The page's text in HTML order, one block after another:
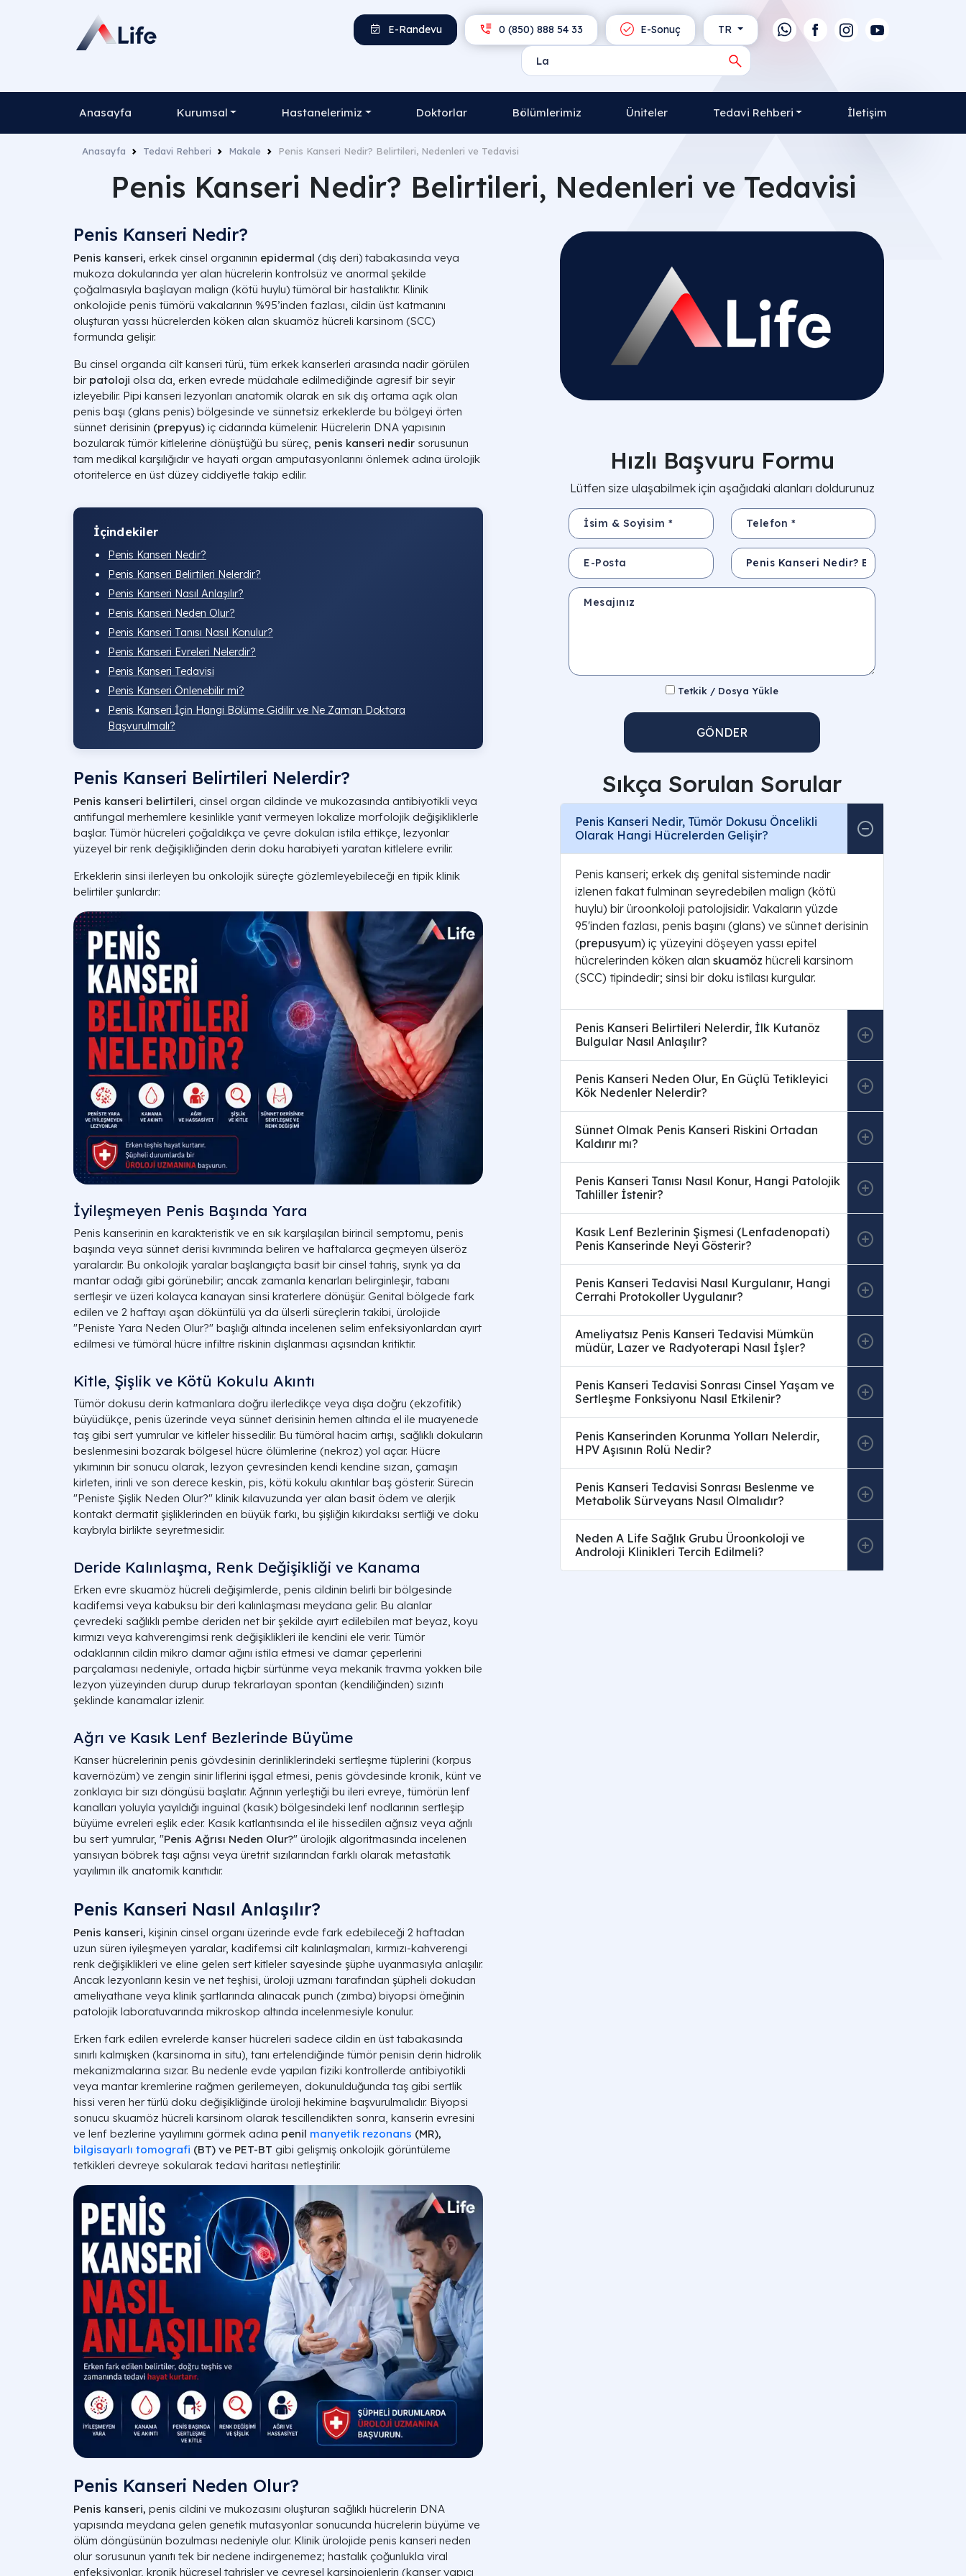
TR
E-Sonuç
0 (850) 888 54 33
E-Randevu
Anasayfa Kurumsal Hastanelerimiz Doktorlar Bölümlerimiz Üniteler Tedavi Rehberi İletişim
Anasayfa Tedavi Rehberi Makale Penis Kanseri Nedir? Belirtileri, Nedenleri ve Tedavisi
Penis Kanseri Nedir? Belirtileri, Nedenleri ve Tedavisi
Penis Kanseri Nedir?
Penis kanseri, erkek cinsel organının epidermal (dış deri) tabakasında veya
mukoza dokularında yer alan hücrelerin kontrolsüz ve anormal şekilde
çoğalmasıyla başlayan malign (kötü huylu) tümöral bir hastalıktır. Klinik
onkolojide penis tümörü vakalarının %95’inden fazlası, cildin üst katmanını
oluşturan yassı hücrelerden köken alan skuamöz hücreli karsinom (SCC)
formunda gelişir.
Bu cinsel organda cilt kanseri türü, tüm erkek kanserleri arasında nadir görülen
bir patoloji olsa da, erken evrede müdahale edilmediğinde agresif bir seyir
izleyebilir. Pipi kanseri lezyonları anatomik olarak en sık dış ortama açık olan
penis başı (glans penis) bölgesinde ve sünnetsiz erkeklerde bu bölgeyi örten
sünnet derisinin (prepyus) iç cidarında kümelenir. Hücrelerin DNA yapısının
bozularak tümör kitlelerine dönüştüğü bu süreç, penis kanseri nedir sorusunun
tam medikal karşılığıdır ve hayati organ amputasyonlarını önlemek adına ürolojik
otoritelerce en üst düzey ciddiyetle takip edilir.
İçindekiler
Penis Kanseri Nedir?
Penis Kanseri Belirtileri Nelerdir?
Penis Kanseri Nasıl Anlaşılır?
Penis Kanseri Neden Olur?
Penis Kanseri Tanısı Nasıl Konulur?
Penis Kanseri Evreleri Nelerdir?
Penis Kanseri Tedavisi
Penis Kanseri Önlenebilir mi?
Penis Kanseri İçin Hangi Bölüme Gidilir ve Ne Zaman Doktora
Başvurulmalı?
Penis Kanseri Belirtileri Nelerdir?
Penis kanseri belirtileri, cinsel organ cildinde ve mukozasında antibiyotikli veya
antifungal merhemlere kesinlikle yanıt vermeyen lokalize morfolojik değişikliklerle
başlar. Tümör hücreleri çoğaldıkça ve çevre dokuları istila ettikçe, lezyonlar
yüzeyel bir renk değişikliğinden derin doku harabiyeti yaratan kitlelere evrilir.
Erkeklerin sinsi ilerleyen bu onkolojik süreçte gözlemleyebileceği en tipik klinik
belirtiler şunlardır:
İyileşmeyen Penis Başında Yara
Penis kanserinin en karakteristik ve en sık karşılaşılan birincil semptomu, penis
başında veya sünnet derisi kıvrımında beliren ve haftalarca geçmeyen ülseröz
yaralardır. Bu onkolojik yaralar başlangıçta basit bir cinsel tahriş, sıyrık ya da
mantar odağı gibi görünebilir; ancak zamanla kenarları belirginleşir, tabanı
sertleşir ve üzeri kolayca kanayan sinsi kraterlere dönüşür. Genital bölgede fark
edilen ve 2 haftayı aşan döküntülü ya da ülserli süreçlerin takibi, ürolojide
"Peniste Yara Neden Olur?" başlığı altında incelenen selim enfeksiyonlardan ayırt
edilmesi ve tümöral hücre infiltre riskinin dışlanması açısından kritiktir.
Kitle, Şişlik ve Kötü Kokulu Akıntı
Tümör dokusu derin katmanlara doğru ilerledikçe veya dışa doğru (ekzofitik)
büyüdükçe, penis üzerinde veya sünnet derisinin hemen altında el ile muayenede
taş gibi sert yumrular ve kitleler hissedilir. Bu tümöral hacim artışı, sağlıklı dokuların
beslenmesini bozarak bölgesel hücre ölümlerine (nekroz) yol açar. Hücre
yıkımının bir sonucu olarak, lezyon çevresinden kendi kendine sızan, çamaşırı
kirleten, irinli ve son derece keskin, pis, kötü kokulu akıntılar baş gösterir. Sürecin
"Peniste Şişlik Neden Olur?" klinik kılavuzunda yer alan basit ödem ve alerjik
kontakt dermatit şişliklerinden en büyük farkı, bu şişliğin kıkırdaksı sertliği ve doku
kaybıyla birlikte seyretmesidir.
Deride Kalınlaşma, Renk Değişikliği ve Kanama
Erken evre skuamöz hücreli değişimlerde, penis cildinin belirli bir bölgesinde
kadifemsi veya kabuksu bir deri kalınlaşması meydana gelir. Bu alanlar
çevredeki sağlıklı pembe deriden net bir şekilde ayırt edilebilen mat beyaz, koyu
kırmızı veya kahverengimsi renk değişiklikleri ile kendini ele verir. Tümör
odaklarının cildin mikro damar ağını istila etmesi ve damar çeperlerini
parçalaması nedeniyle, ortada hiçbir sürtünme veya mekanik travma yokken bile
lezyon yüzeyinden durup durup tekrarlayan spontan (kendiliğinden) sızıntı
şeklinde kanamalar izlenir.
Ağrı ve Kasık Lenf Bezlerinde Büyüme
Kanser hücrelerinin penis gövdesinin derinliklerindeki sertleşme tüplerini (korpus
kavernözüm) ve zengin sinir liflerini işgal etmesi, penis gövdesinde kronik, künt ve
zonklayıcı bir sızı döngüsü başlatır. Ağrının yerleştiği bu ileri evreye, tümörün lenf
kanalları yoluyla yayıldığı inguinal (kasık) bölgesindeki lenf nodlarının sertleşip
büyüme evreleri eşlik eder. Kasık katlantısında el ile hissedilen ağrısız veya ağrılı
bu sert yumrular, "Penis Ağrısı Neden Olur?" ürolojik algoritmasında incelenen
yansıyan böbrek taşı ağrısı veya üretrit sızılarından farklı olarak metastatik
yayılımın ilk anatomik kanıtıdır.
Penis Kanseri Nasıl Anlaşılır?
Penis kanseri, kişinin cinsel organı üzerinde evde fark edebileceği 2 haftadan
uzun süren iyileşmeyen yaralar, kadifemsi cilt kalınlaşmaları, kırmızı-kahverengi
renk değişiklikleri ve eline gelen sert kitleler sayesinde şüphe uyanmasıyla anlaşılır.
Ancak lezyonların kesin ve net teşhisi, üroloji uzmanı tarafından şüpheli dokudan
ameliyathane veya klinik şartlarında alınacak punch (zımba) biyopsi örneğinin
patolojik laboratuvarında mikroskop altında incelenmesiyle konulur.
Erken fark edilen evrelerde kanser hücreleri sadece cildin en üst tabakasında
sınırlı kalmışken (karsinoma in situ), tanı ertelendiğinde tümör penisin derin hidrolik
mekanizmalarına sızar. Bu nedenle evde yapılan fiziki kontrollerde antibiyotikli
veya mantar kremlerine rağmen gerilemeyen, dokunulduğunda taş gibi sertlik
hissi veren her türlü doku değişikliğinde üroloji hekimine başvurulmalıdır. Biyopsi
sonucu skuamöz hücreli karsinom olarak tescillendikten sonra, kanserin evresini
ve lenf bezlerine yayılımını görmek adına penil manyetik rezonans (MR),
bilgisayarlı tomografi (BT) ve PET-BT gibi gelişmiş onkolojik görüntüleme
tetkikleri devreye sokularak tedavi haritası netleştirilir.
Penis Kanseri Neden Olur?
Penis kanseri, penis cildini ve mukozasını oluşturan sağlıklı hücrelerin DNA
yapısında meydana gelen genetik mutasyonlar sonucunda hücrelerin büyüme ve
ölüm döngüsünün bozulması nedeniyle olur. Klinik ürolojide penis kanseri neden
olur sorusunun yanıtı tek bir nedene indirgenemez; hastalık çoğunlukla viral
enfeksiyonlar, kronik hücresel tahrişler ve çevresel karsinojenlerin (kanser yapıcı
Hızlı Başvuru Formu
Lütfen size ulaşabilmek için aşağıdaki alanları doldurunuz
İsim & Soyisim * Telefon *
E-Posta Konu
Mesajınız
Tetkik / Dosya Yükle
GÖNDER
Sıkça Sorulan Sorular
Penis Kanseri Nedir, Tümör Dokusu Öncelikli
Olarak Hangi Hücrelerden Gelişir?
Penis kanseri; erkek dış genital sisteminde nadir
izlenen fakat fulminan seyredebilen malign (kötü
huylu) bir üroonkoloji patolojisidir. Vakaların yüzde
95'inden fazlası, penis başını (glans) ve sünnet derisinin
(prepusyum) iç yüzeyini döşeyen yassı epitel
hücrelerinden köken alan skuamöz hücreli karsinom
(SCC) tipindedir; sinsi bir doku istilası kurgular.
Penis Kanseri Belirtileri Nelerdir, İlk Kutanöz
Bulgular Nasıl Anlaşılır?
Penis Kanseri Neden Olur, En Güçlü Tetikleyici
Kök Nedenler Nelerdir?
Sünnet Olmak Penis Kanseri Riskini Ortadan
Kaldırır mı?
Penis Kanseri Tanısı Nasıl Konur, Hangi Patolojik
Tahliller İstenir?
Kasık Lenf Bezlerinin Şişmesi (Lenfadenopati)
Penis Kanserinde Neyi Gösterir?
Penis Kanseri Tedavisi Nasıl Kurgulanır, Hangi
Cerrahi Protokoller Uygulanır?
Ameliyatsız Penis Kanseri Tedavisi Mümkün
müdür, Lazer ve Radyoterapi Nasıl İşler?
Penis Kanseri Tedavisi Sonrası Cinsel Yaşam ve
Sertleşme Fonksiyonu Nasıl Etkilenir?
Penis Kanserinden Korunma Yolları Nelerdir,
HPV Aşısının Rolü Nedir?
Penis Kanseri Tedavisi Sonrası Beslenme ve
Metabolik Sürveyans Nasıl Olmalıdır?
Neden A Life Sağlık Grubu Üroonkoloji ve
Androloji Klinikleri Tercih Edilmeli?